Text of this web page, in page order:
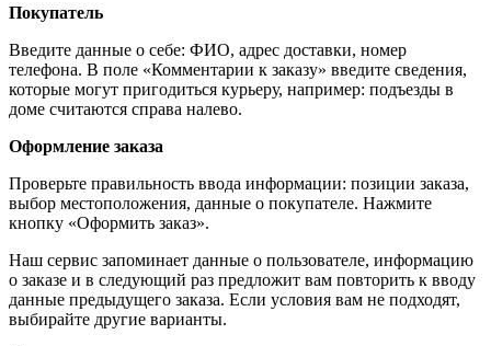
Покупатель
Введите данные о себе: ФИО, адрес доставки, номер
телефона. В поле «Комментарии к заказу» введите сведения,
которые могут пригодиться курьеру, например: подъезды в
доме считаются справа налево.
Оформление заказа
Проверьте правильность ввода информации: позиции заказа,
выбор местоположения, данные о покупателе. Нажмите
кнопку «Оформить заказ».
Наш сервис запоминает данные о пользователе, информацию
о заказе и в следующий раз предложит вам повторить к вводу
данные предыдущего заказа. Если условия вам не подходят,
выбирайте другие варианты.